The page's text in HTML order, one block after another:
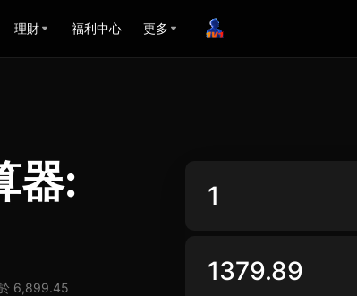
理財 福利中心 更多
器:
6,899.45